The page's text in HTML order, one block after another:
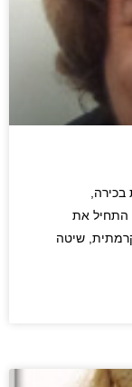
בכירה,
התחיל את
שיטה